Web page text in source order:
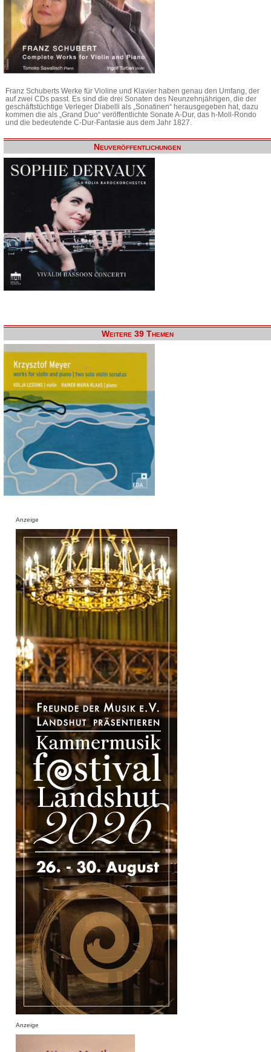
Franz Schuberts Werke für Violine und Klavier haben genau den Umfang, der
auf zwei CDs passt. Es sind die drei Sonaten des Neunzehnjährigen, die der
geschäftstüchtige Verleger Diabelli als „Sonatinen“ herausgegeben hat, dazu
kommen die als „Grand Duo“ veröffentlichte Sonate A-Dur, das h-Moll-Rondo
und die bedeutende C-Dur-Fantasie aus dem Jahr 1827.
Neuveröffentlichungen
Weitere 39 Themen
Anzeige
Anzeige